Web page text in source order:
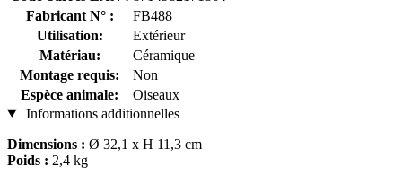
Fabricant N° :
FB488
Utilisation:
Extérieur
Matériau:
Céramique
Montage requis:
Non
Espèce animale:
Oiseaux
Informations additionnelles
Dimensions : Ø 32,1 x H 11,3 cm
Poids : 2,4 kg